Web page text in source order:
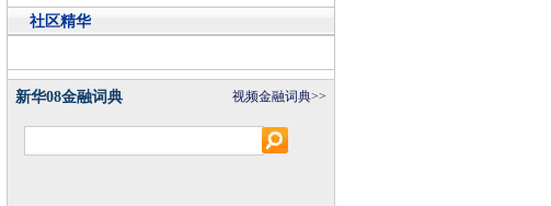
社区精华
新华08金融词典 视频金融词典>>